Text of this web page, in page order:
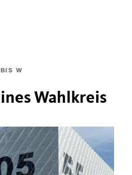
W
Wahlkreis